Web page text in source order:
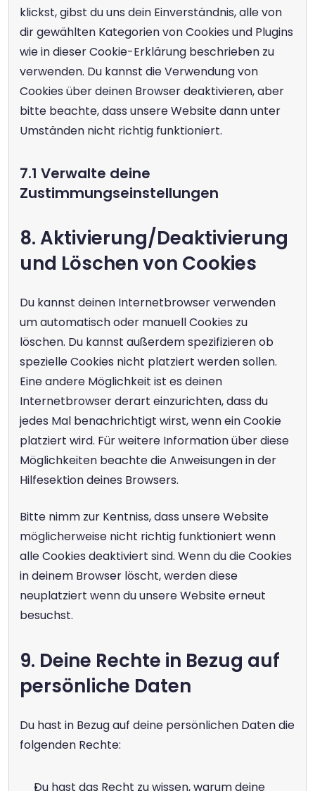
klickst, gibst du uns dein Einverständnis, alle von
dir gewählten Kategorien von Cookies und Plugins
wie in dieser Cookie-Erklärung beschrieben zu
verwenden. Du kannst die Verwendung von
Cookies über deinen Browser deaktivieren, aber
bitte beachte, dass unsere Website dann unter
Umständen nicht richtig funktioniert.
7.1 Verwalte deine
Zustimmungseinstellungen
8. Aktivierung/Deaktivierung
und Löschen von Cookies
Du kannst deinen Internetbrowser verwenden
um automatisch oder manuell Cookies zu
löschen. Du kannst außerdem spezifizieren ob
spezielle Cookies nicht platziert werden sollen.
Eine andere Möglichkeit ist es deinen
Internetbrowser derart einzurichten, dass du
jedes Mal benachrichtigt wirst, wenn ein Cookie
platziert wird. Für weitere Information über diese
Möglichkeiten beachte die Anweisungen in der
Hilfesektion deines Browsers.
Bitte nimm zur Kentniss, dass unsere Website
möglicherweise nicht richtig funktioniert wenn
alle Cookies deaktiviert sind. Wenn du die Cookies
in deinem Browser löscht, werden diese
neuplatziert wenn du unsere Website erneut
besuchst.
9. Deine Rechte in Bezug auf
persönliche Daten
Du hast in Bezug auf deine persönlichen Daten die
folgenden Rechte:
Du hast das Recht zu wissen, warum deine